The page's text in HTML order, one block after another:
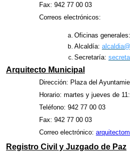
Fax: 942 77 00 03
Correos electrónicos:
Oficinas generales:
Alcaldía:
Secretaría:
Arquitecto Municipal
Dirección: Plaza del
Horario: martes y jueves de
Teléfono: 942 77 00 03
Fax: 942 77 00 03
Correo electrónico:
Registro Civil y Juzgado de Paz